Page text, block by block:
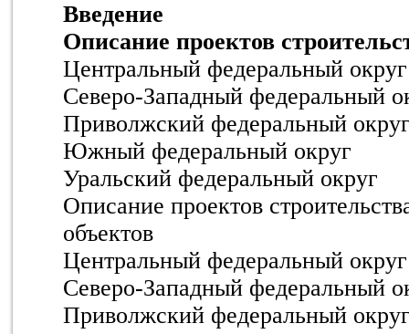
Введение
Описание проектов
Центральный федеральный округ
Северо-Западный федеральный
Приволжский федеральный
Южный федеральный округ
Уральский федеральный округ
Описание проектов
объектов
Центральный федеральный округ
Северо-Западный федеральный
Приволжский федеральный